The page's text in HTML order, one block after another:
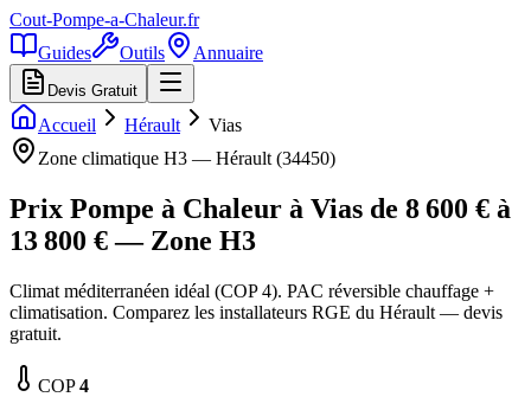
Cout-Pompe-a-Chaleur.fr
Guides
Outils Annuaire
Devis Gratuit
Accueil Hérault
Vias
Zone climatique H3 — Hérault (34450)
Prix Pompe à Chaleur à Vias de 8 600 € à
13 800 € — Zone H3
Climat méditerranéen idéal (COP 4). PAC réversible chauffage +
climatisation. Comparez les installateurs RGE du Hérault — devis
gratuit.
COP4